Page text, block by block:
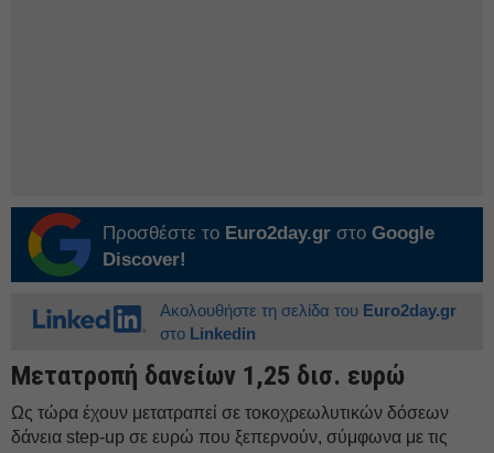
Προσθέστε το Euro2day.gr στο Google
Discover!
Ακολουθήστε τη σελίδα του Euro2day.gr
στο Linkedin
Μετατροπή δανείων 1,25 δισ. ευρώ
Ως τώρα έχουν μετατραπεί σε τοκοχρεωλυτικών δόσεων
δάνεια step-up σε ευρώ που ξεπερνούν, σύμφωνα με τις